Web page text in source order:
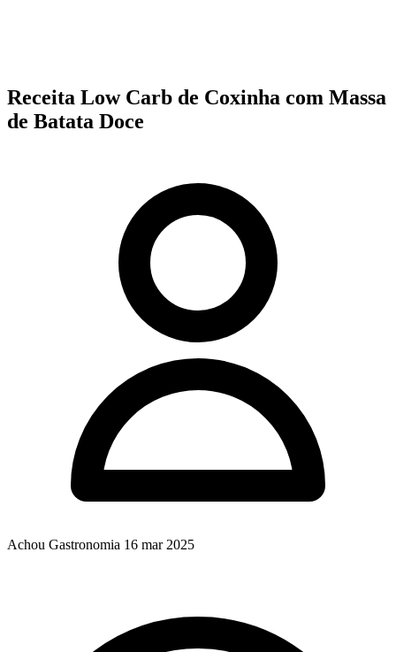
Receita Low Carb de Coxinha com Massa
de Batata Doce
Achou Gastronomia 16 mar 2025